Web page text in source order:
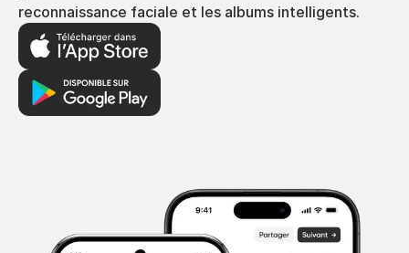
reconnaissance faciale et les albums intelligents.